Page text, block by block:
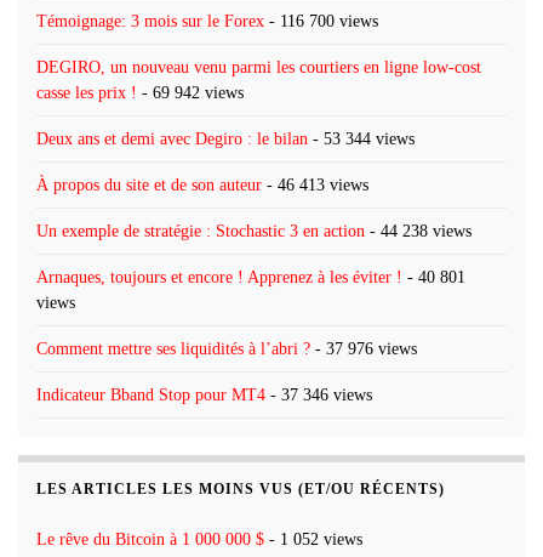
Témoignage: 3 mois sur le Forex - 116 700 views
DEGIRO, un nouveau venu parmi les courtiers en ligne low-cost
casse les prix ! - 69 942 views
Deux ans et demi avec Degiro : le bilan - 53 344 views
À propos du site et de son auteur - 46 413 views
Un exemple de stratégie : Stochastic 3 en action - 44 238 views
Arnaques, toujours et encore ! Apprenez à les éviter ! - 40 801
views
Comment mettre ses liquidités à l’abri ? - 37 976 views
Indicateur Bband Stop pour MT4 - 37 346 views
LES ARTICLES LES MOINS VUS (ET/OU RÉCENTS)
Le rêve du Bitcoin à 1 000 000 $ - 1 052 views